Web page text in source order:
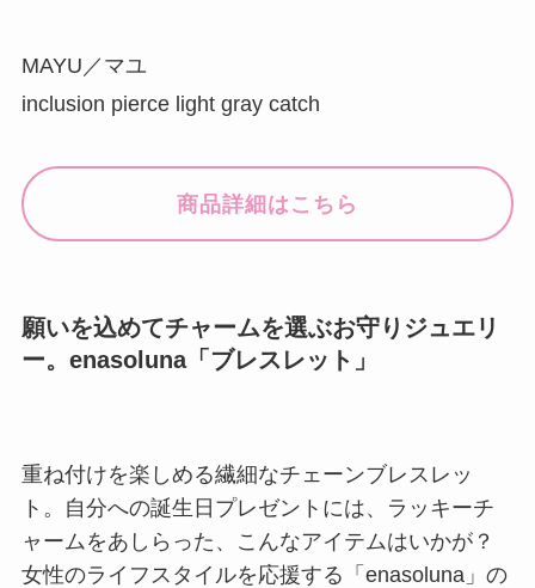
MAYU／マユ
inclusion pierce light gray catch
商品詳細はこちら
願いを込めてチャームを選ぶお守りジュエリ
ー。enasoluna「ブレスレット」
重ね付けを楽しめる繊細なチェーンブレスレッ
ト。自分への誕生日プレゼントには、ラッキーチ
ャームをあしらった、こんなアイテムはいかが？
女性のライフスタイルを応援する「enasoluna」の